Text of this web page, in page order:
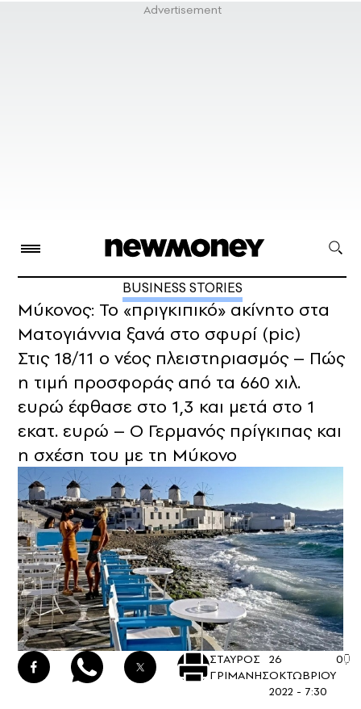
BUSINESS STORIES
Μύκονος: Το «πριγκιπικό» ακίνητο στα
Ματογιάννια ξανά στο σφυρί (pic)
Στις 18/11 ο νέος πλειστηριασμός – Πώς
η τιμή προσφοράς από τα 660 χιλ.
ευρώ έφθασε στο 1,3 και μετά στο 1
εκατ. ευρώ – Ο Γερμανός πρίγκιπας και
η σχέση του με τη Μύκονο
ΣΤΑΥΡΟΣ
ΓΡΙΜΑΝΗΣ
26
ΟΚΤΩΒΡΙΟΥ
2022 - 7:30
0